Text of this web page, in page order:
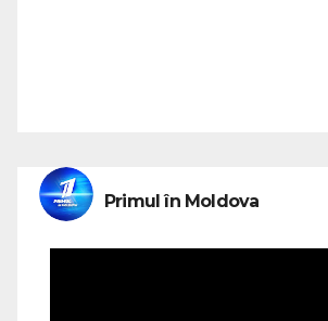
Primul în Moldova